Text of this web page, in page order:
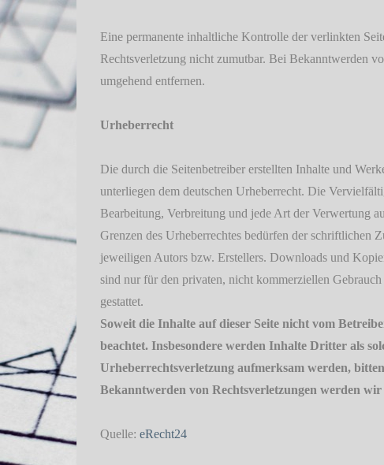
Eine permanente inhaltliche Kontrolle der verlinkten
Rechtsverletzung nicht zumutbar. Bei Bekanntwerden
umgehend entfernen.
Urheberrecht
Die durch die Seitenbetreiber erstellten Inhalte und
unterliegen dem deutschen Urheberrecht. Die
Bearbeitung, Verbreitung und jede Art der Verwertung
Grenzen des Urheberrechtes bedürfen der schriftlichen
jeweiligen Autors bzw. Erstellers. Downloads und
sind nur für den privaten, nicht kommerziellen Gebrauch
gestattet.
Soweit die Inhalte auf dieser Seite nicht vom
beachtet. Insbesondere werden Inhalte Dritter als
Urheberrechtsverletzung aufmerksam werden,
Bekanntwerden von Rechtsverletzungen werden
Quelle:eRecht24